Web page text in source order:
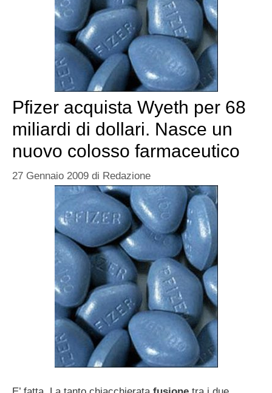
Pfizer acquista Wyeth per 68
miliardi di dollari. Nasce un
nuovo colosso farmaceutico
27 Gennaio 2009 di Redazione